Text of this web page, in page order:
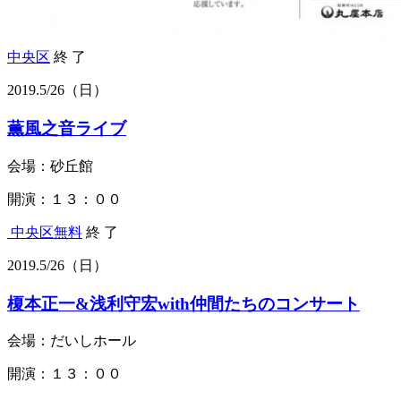
中央区 終 了
2019.5/26 （日）
薫風之音ライブ
会場：砂丘館
開演：１３：００
中央区無料 終 了
2019.5/26 （日）
榎本正一&浅利守宏with仲間たちのコンサート
会場：だいしホール
開演：１３：００